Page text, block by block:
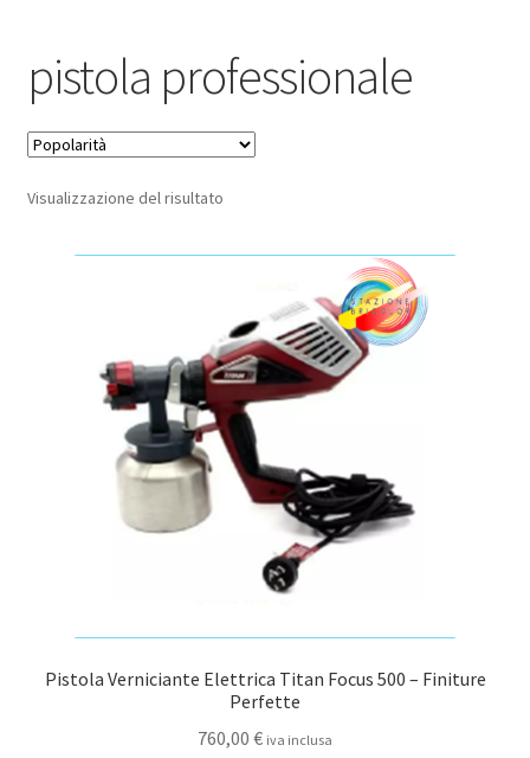
Privacy Policy
pistola professionale
Visualizzazione del risultato
Pistola Verniciante Elettrica Titan Focus 500 – Finiture
Perfette
760,00 € iva inclusa